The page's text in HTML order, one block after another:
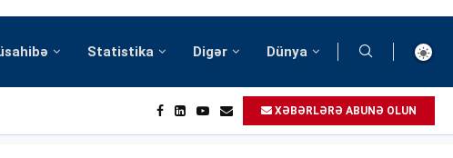
Statistika Digər Dünya
XƏBƏRLƏRƏ ABUNƏ OLUN